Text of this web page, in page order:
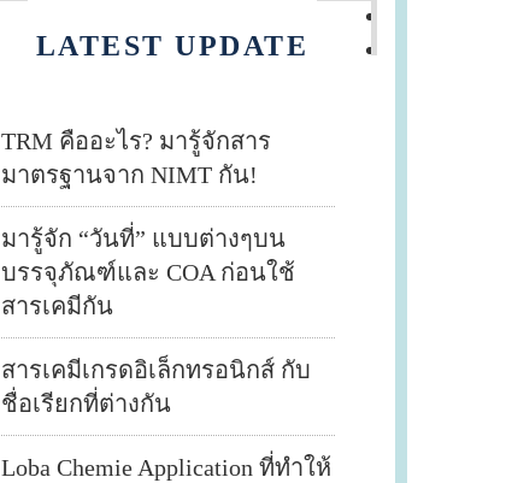
LATEST UPDATE
TRM คืออะไร? มารู้จักสาร
มาตรฐานจาก NIMT กัน!
มารู้จัก “วันที่” แบบต่างๆบน
บรรจุภัณฑ์และ COA ก่อนใช้
สารเคมีกัน
สารเคมีเกรดอิเล็กทรอนิกส์ กับ
ชื่อเรียกที่ต่างกัน
Loba Chemie Application ที่ทำให้